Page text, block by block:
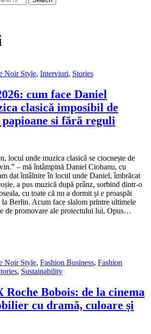
Noir Style, Interviuri, Stories
cum face Daniel
clasică imposibil de
si fără reguli
locul unde muzica clasică se ciocnește de
– mă întâmpină Daniel Ciobanu, cu
dat întâlnire în locul unde Daniel, îmbrăcat
a pus muzică după prânz, sorbind dintr-o
cu toate că nu a dormit și e proaspăt
la Berlin. Acum face slalom printre ultimele
de promovare ale proiectului lui, Opus…
Noir Style, Fashion Business, Fashion
, Sustainability
Roche Bobois: de la cinema
cu dramă, culoare și